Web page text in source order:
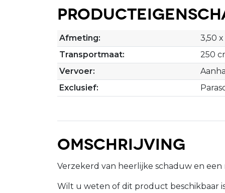
Afmeting:
3,50
Transportmaat:
250
Vervoer:
Exclusief:
Omschrijving
Verzekerd van heerlijke schaduw en een
Wilt u weten of dit product beschikbaar